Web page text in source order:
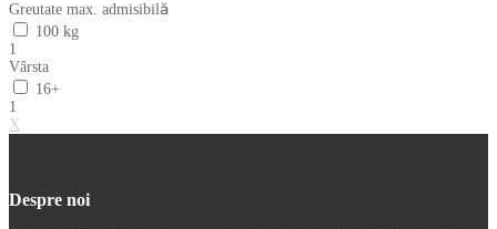
Greutate max. admisibilă
100 kg
1
Vârsta
16+
1
X
Despre noi